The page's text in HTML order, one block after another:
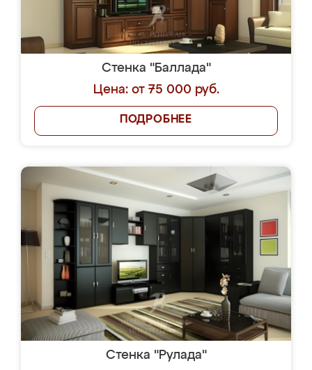
Стенка "Баллада"
Цена: от 75 000 руб.
ПОДРОБНЕЕ
Стенка "Рулада"